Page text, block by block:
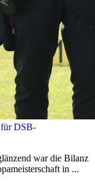
DSB-
war die Bilanz
in ...